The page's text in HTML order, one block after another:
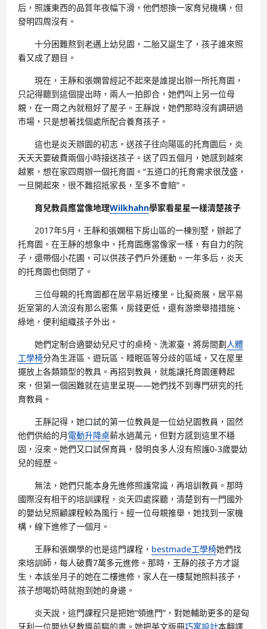
后，照護東西的品質年夜幅下滑，他們想換一家育兒機構，但
發明四周沒有。
十分困難熬到老邁上幼兒園，二胎又誕生了，孩子誰來照
看又成了題目。
現在，王靜和張嫻曾經記不起來是誰提出辦一所托育園，
只記得聽到這個提出時，兩人一拍即合，她們叫上另一位母
親，在一周之內就租好了屋子。王靜說，她們那時沒有調研過
市場，只是想著找個處所配合養育孩子。
這也是炎天辦園的初志。送孩子往向陽區的托育園后，炎
天天天要破費兩個小時接送孩子。送了四五個月，她感到越來
越累，想在家四周辦一個托育園。“五道口的托育需求很茂盛，
一旦開起來，很不難招抵家長，至多不會賠”。
育兒教員應當像地理Wilkhahn學家看星星一樣清楚孩子
2017年5月，王靜和張嫻租下房山區的一棟別墅，辦起了
托育園。在王靜的想象中，托育園應當像家一樣，有自力的院
子，還帶個小花圃，可以供孩子們戶外運動。一年多后，炎天
的托育園也倒閉了。
三位母親的托育園都在居平易近樓里。比擬商展，居平易
近室第的人流沒有那么密集，房錢更低，還有游樂舉措措施、
綠地，便利組織孩子外出。
她們定制合適嬰幼兒尺寸的桌椅、洗漱臺，將房間劃人體
工學椅分為生涯區、遊玩區、睡眠區等分歧的區域，又在屋里
擺放上各類類型的教具。再招到教員，就能讓托育園運轉起
來，但第一個困難就在這里呈現——她們找不到專門研究的托
育教員。
王靜記得，她口試的第一位教員是一位幼兒園教員，固然
他們供給的月電動升降桌薪水過萬元，但對方感到這里不穩
固，沒來。她們又口試保育員，發明良多人沒有照護0-3歲嬰幼
兒的經歷。
無法，她們只能本身先進修照護常識，再培訓教員。那時
國際沒有相干的培訓課程，炎天四處探聽，清楚到有一門國外
的嬰幼兒照顧課程較為風行。經一位母親推舉，她找到一家機
構，線下進修了一個月。
王靜和張嫻學的也是這門課程， bestmade工學椅她們找
來培訓師，每人破費7萬多元進修。那時，王靜的孩子方才誕
生，本該坐月子的她在二樓進修，家人在一樓幫她照料孩子，
孩子想喝奶時就抱到她的身邊。
炎天說，這門課程只是把她“領進門”，對她輔助更多的是匈
牙利一位嬰幼兒教導前驅的書。她把英文版冊巧寓設計本翻譯